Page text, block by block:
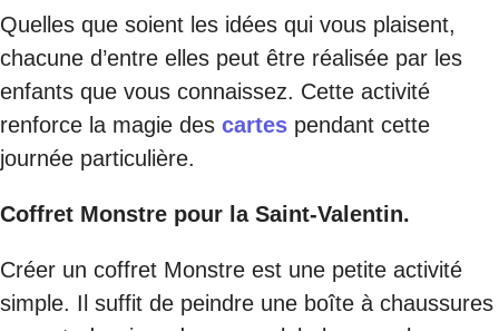
Quelles que soient les idées qui vous plaisent,
chacune d’entre elles peut être réalisée par les
enfants que vous connaissez. Cette activité
renforce la magie des cartes pendant cette
journée particulière.
Coffret Monstre pour la Saint-Valentin.
Créer un coffret Monstre est une petite activité
simple. Il suffit de peindre une boîte à chaussures